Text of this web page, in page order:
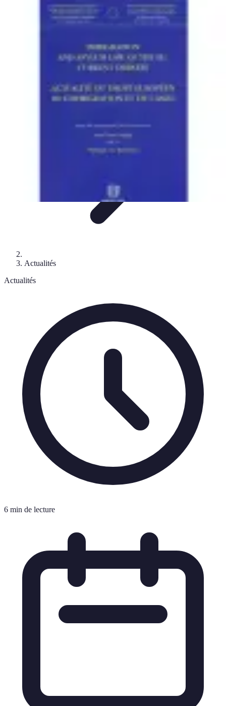
Actualités et Résultats ActualitésÉquipes et
Volley Actu
Actualités
Actualités
6 min de lecture